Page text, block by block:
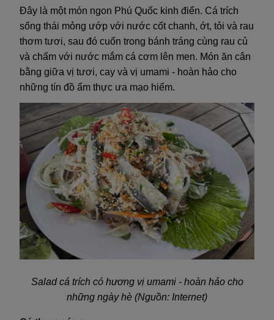
Đây là một món ngon Phú Quốc kinh điển. Cá trích
sống thái mỏng ướp với nước cốt chanh, ớt, tỏi và rau
thơm tươi, sau đó cuốn trong bánh tráng cùng rau củ
và chấm với nước mắm cá cơm lên men. Món ăn cân
bằng giữa vị tươi, cay và vị umami - hoàn hảo cho
những tín đồ ẩm thực ưa mạo hiểm.
Salad cá trích có hương vị umami - hoàn hảo cho
những ngày hè (Nguồn: Internet)